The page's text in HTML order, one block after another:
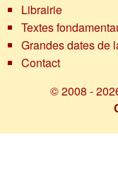
Librairie
Textes
Grandes dates de
Contact
© 2008 -